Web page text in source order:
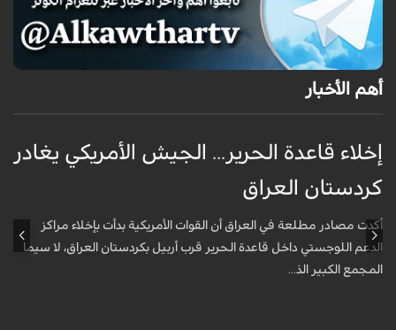
أهم الأخبار
إخلاء قاعدة الحرير... الجيش الأمريكي يغادر
كردستان العراق
أكدت مصادر مطلعة في العراق أن القوات الأمريكية بدأت بإخلاء مراكز
الدعم اللوجستي داخل قاعدة الحرير قرب أربيل بكردستان العراق، لا سيما
المجمع الكبير الذ...